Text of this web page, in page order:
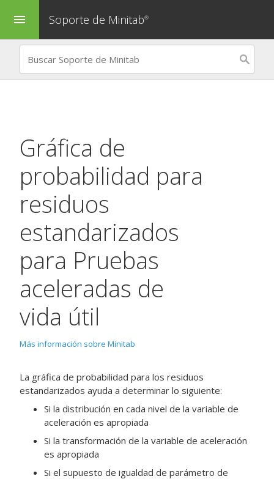
menu Soporte de Minitab®
Gráfica de
probabilidad para
residuos
estandarizados
para Pruebas
aceleradas de
vida útil
Más información sobre Minitab
La gráfica de probabilidad para los residuos
estandarizados ayuda a determinar lo siguiente:
Si la distribución en cada nivel de la variable de
aceleración es apropiada
Si la transformación de la variable de aceleración
es apropiada
Si el supuesto de igualdad de parámetro de